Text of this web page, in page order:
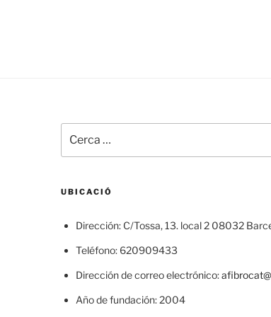
UBICACIÓ
Dirección: C/Tossa, 13. local 2 08032
Teléfono: 620909433
Dirección de correo electrónico:
Año de fundación: 2004